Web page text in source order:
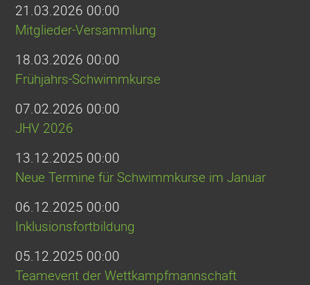
21.03.2026 00:00
Mitglieder-Versammlung
18.03.2026 00:00
Frühjahrs-Schwimmkurse
07.02.2026 00:00
JHV 2026
13.12.2025 00:00
Neue Termine für Schwimmkurse im Januar
06.12.2025 00:00
Inklusionsfortbildung
05.12.2025 00:00
Teamevent der Wettkampfmannschaft